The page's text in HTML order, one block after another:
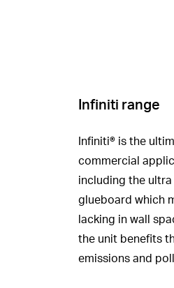
Infiniti range
Infiniti® is the
commercial
including the
glueboard which
lacking in wall
the unit benefits
emissions and